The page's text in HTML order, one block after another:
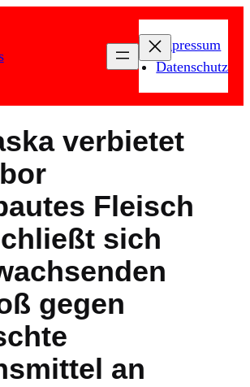
Impressum
Datenschutz
verbietet
Fleisch
sich
gegen
an